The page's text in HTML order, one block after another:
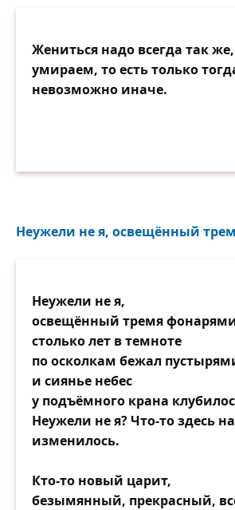
Жениться надо всегда так
умираем, то есть только
невозможно иначе.
Неужели не я, освещённый
Неужели не я,
освещённый тремя
столько лет в темноте
по осколкам бежал
и сиянье небес
у подъёмного крана
Неужели не я? Что-то здесь
изменилось.
Кто-то новый царит,
безымянный, прекрасный,